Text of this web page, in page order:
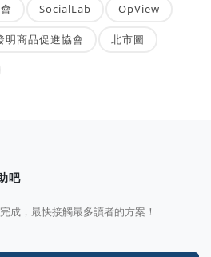
SocialLab OpView
明商品促進協會 北市圖
吧
成，最快接觸最多讀者的方案！